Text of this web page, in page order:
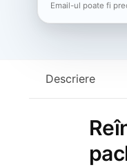
Email-ul poate fi
Descriere